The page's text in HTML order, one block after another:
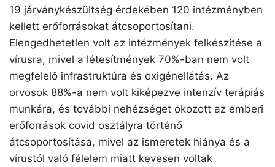
19 járványkészültség érdekében 120 intézményben
kellett erőforrásokat átcsoportosítani.
Elengedhetetlen volt az intézmények felkészítése a
vírusra, mivel a létesítmények 70%-ban nem volt
megfelelő infrastruktúra és oxigénellátás. Az
orvosok 88%-a nem volt kiképezve intenzív terápiás
munkára, és további nehézséget okozott az emberi
erőforrások covid osztályra történő
átcsoportosítása, mivel az ismeretek hiánya és a
vírustól való félelem miatt kevesen voltak